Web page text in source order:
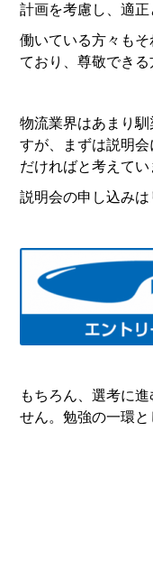
計画を考慮し、適正
働いている方々も
ており、尊敬できる
物流業界はあまり
すが、まずは説明
だければと考えてい
説明会の申し込みは
もちろん、選考に
せん。勉強の一環